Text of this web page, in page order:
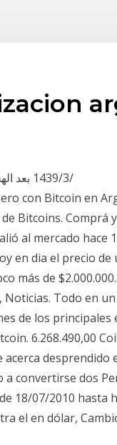
14‏‏/3‏‏/1439 بعد الهجرة 23‏‏/3‏‏/1442 بعد الهجرة
con Bitcoin en
Bitcoins.
al mercado
en dia el precio
más de
Noticias. Todo en
de los
6.268.490,00
acerca
a convertirse dos
18/07/2010 hasta
el en dólar,